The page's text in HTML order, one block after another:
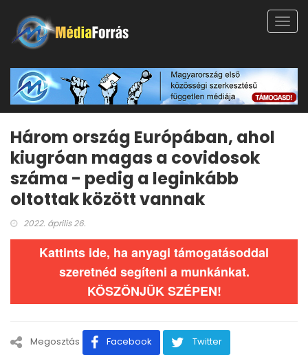
Három ország Európában, ahol
kiugróan magas a covidosok
száma - pedig a leginkább
oltottak között vannak
2022. április 26.
Kattints ide, ha anyagi támogatásoddal
szeretnéd segíteni a munkánkat.
KÖSZÖNJÜK SZÉPEN!
Megosztás Facebook Twitter